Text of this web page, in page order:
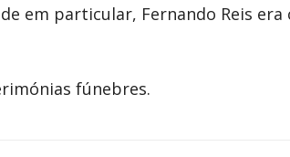
em particular, Fernando Reis
fúnebres.